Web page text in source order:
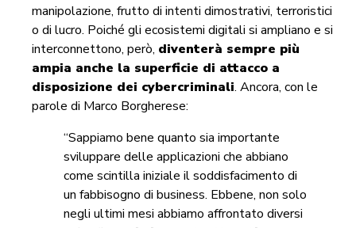
manipolazione, frutto di intenti dimostrativi, terroristici
o di lucro. Poiché gli ecosistemi digitali si ampliano e si
interconnettono, però, diventerà sempre più
ampia anche la superficie di attacco a
disposizione dei cybercriminali. Ancora, con le
parole di Marco Borgherese:
“Sappiamo bene quanto sia importante
sviluppare delle applicazioni che abbiano
come scintilla iniziale il soddisfacimento di
un fabbisogno di business. Ebbene, non solo
negli ultimi mesi abbiamo affrontato diversi